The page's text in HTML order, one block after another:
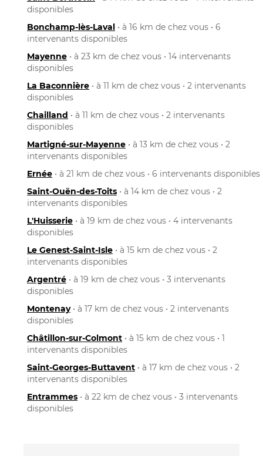
disponibles
Bonchamp-lès-Laval • à 16 km de chez vous • 6
intervenants disponibles
Mayenne • à 23 km de chez vous • 14 intervenants
disponibles
La Baconnière • à 11 km de chez vous • 2 intervenants
disponibles
Chailland • à 11 km de chez vous • 2 intervenants
disponibles
Martigné-sur-Mayenne • à 13 km de chez vous • 2
intervenants disponibles
Ernée • à 21 km de chez vous • 6 intervenants disponibles
Saint-Ouën-des-Toits • à 14 km de chez vous • 2
intervenants disponibles
L'Huisserie • à 19 km de chez vous • 4 intervenants
disponibles
Le Genest-Saint-Isle • à 15 km de chez vous • 2
intervenants disponibles
Argentré • à 19 km de chez vous • 3 intervenants
disponibles
Montenay• à 17 km de chez vous • 2 intervenants
disponibles
Châtillon-sur-Colmont • à 15 km de chez vous • 1
intervenants disponibles
Saint-Georges-Buttavent • à 17 km de chez vous • 2
intervenants disponibles
Entrammes • à 22 km de chez vous • 3 intervenants
disponibles